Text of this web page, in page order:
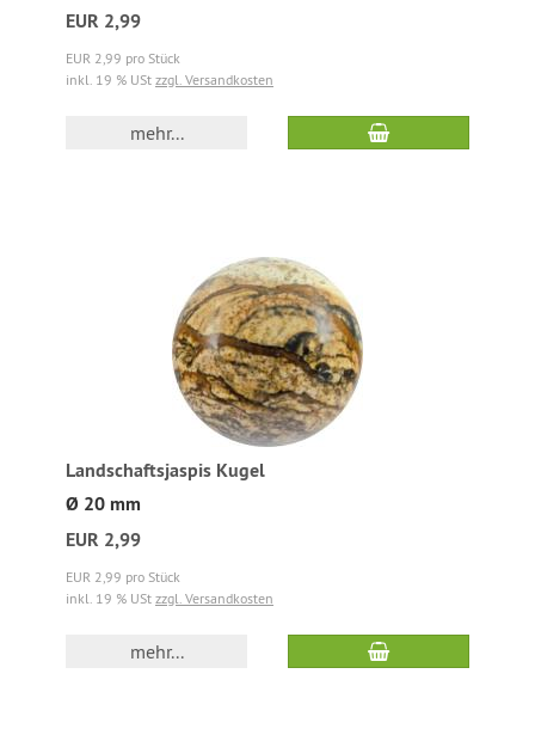
EUR 2,99
EUR 2,99 pro Stück
inkl. 19 % USt zzgl. Versandkosten
mehr...
Landschaftsjaspis Kugel
Ø 20 mm
EUR 2,99
EUR 2,99 pro Stück
inkl. 19 % USt zzgl. Versandkosten
mehr...